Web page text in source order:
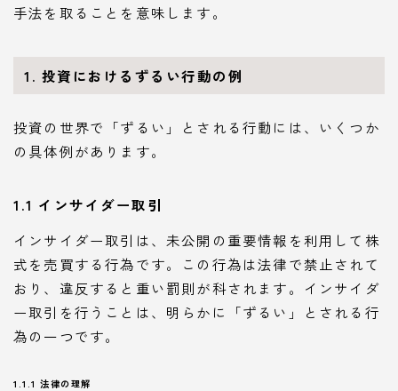
手法を取ることを意味します。
1. 投資におけるずるい行動の例
投資の世界で「ずるい」とされる行動には、いくつか
の具体例があります。
1.1 インサイダー取引
インサイダー取引は、未公開の重要情報を利用して株
式を売買する行為です。この行為は法律で禁止されて
おり、違反すると重い罰則が科されます。インサイダ
ー取引を行うことは、明らかに「ずるい」とされる行
為の一つです。
1.1.1 法律の理解